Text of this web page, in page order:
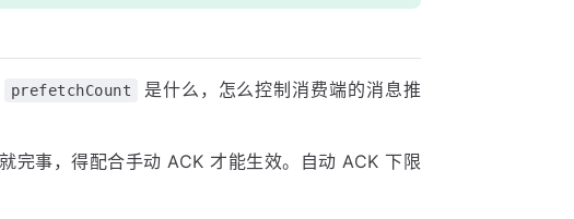
prefetchCount
是什么，怎么控制消费端的消息推
完事，得配合手动 ACK 才能生效。自动 ACK 下限